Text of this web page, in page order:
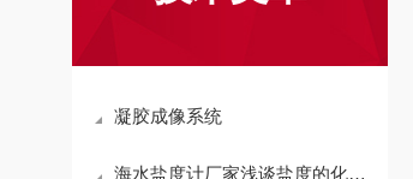
凝胶成像系统
海水盐度计厂家浅谈盐度的化学及物理测量方法